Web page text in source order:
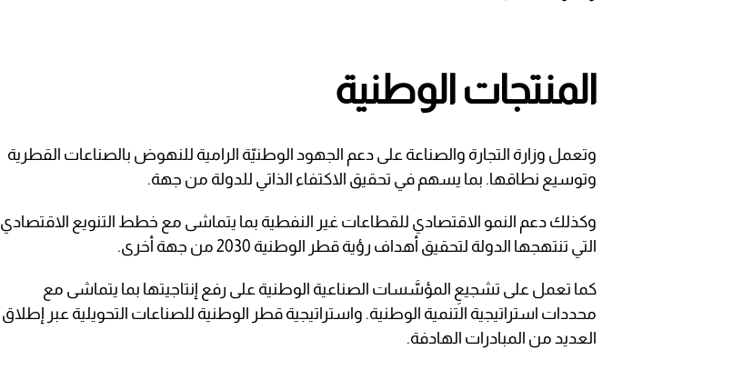
المنتجات الوطنية
وتعمل وزارة التجارة والصناعة على دعم الجهود الوطنيّة الرامية للنهوض بالصناعات القطرية
وتوسيع نطاقها. بما يسهم في تحقيق الاكتفاء الذاتي للدولة من جهة.
وكذلك دعم النمو الاقتصادي للقطاعات غير النفطية بما يتماشى مع خطط التنويع الاقتصادي
التي تنتهجها الدولة لتحقيق أهداف رؤية قطر الوطنية 2030 من جهة أخرى.
كما تعمل على تشجيعِ المؤسَّسات الصناعية الوطنية على رفع إنتاجيتها بما يتماشى مع
محددات استراتيجية التنمية الوطنية. واستراتيجية قطر الوطنية للصناعات التحويلية عبر إطلاق
العديد من المبادرات الهادفة.